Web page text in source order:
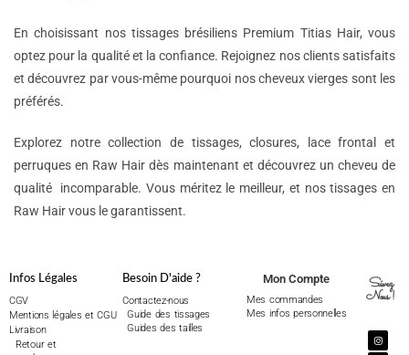
En choisissant nos tissages brésiliens Premium Titias Hair, vous
optez pour la qualité et la confiance. Rejoignez nos clients satisfaits
et découvrez par vous-même pourquoi nos cheveux vierges sont les
préférés.
Explorez notre collection de tissages, closures, lace frontal et
perruques en Raw Hair dès maintenant et découvrez un cheveu de
qualité incomparable. Vous méritez le meilleur, et nos tissages en
Raw Hair vous le garantissent.
Infos Légales
CGV
Mentions légales et CGU
Livraison
Retour et
Besoin D'aide ?
Contactez-nous
Guide des tissages
Guides des tailles
Mon Compte
Mes commandes
Mes infos personnelles
Suivez
Nous !